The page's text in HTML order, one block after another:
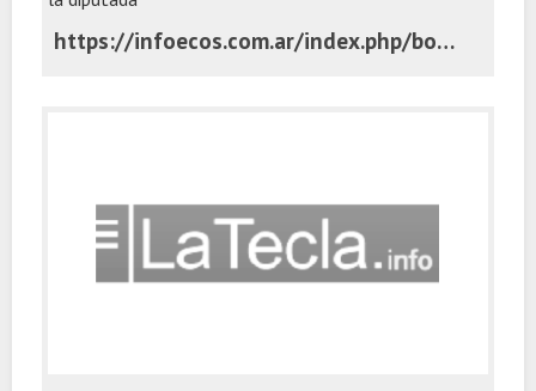
https://infoecos.com.ar/index.php/bomberos-voluntarios-buenos-aires-el-sistema-esta-desfinanciado-dijo-la-diputada-minnard/